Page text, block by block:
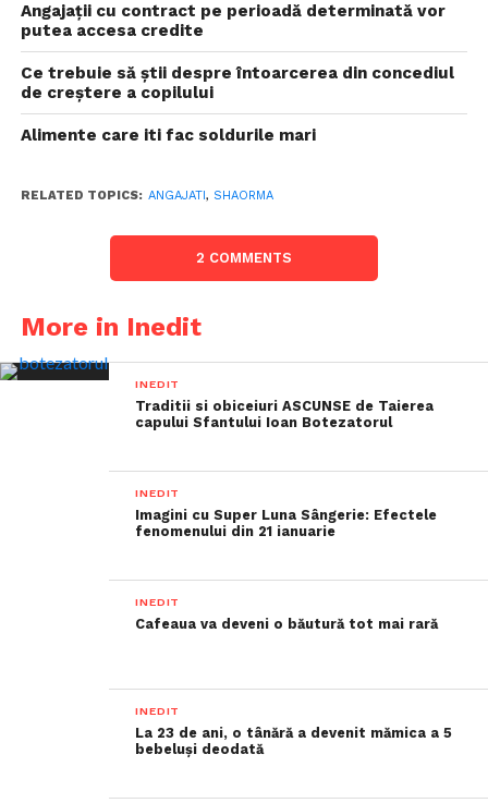
Angajații cu contract pe perioadă determinată vor
putea accesa credite
Ce trebuie să știi despre întoarcerea din concediul
de creștere a copilului
Alimente care iti fac soldurile mari
RELATED TOPICS: ANGAJATI, SHAORMA
2 COMMENTS
More in Inedit
INEDIT
Traditii si obiceiuri ASCUNSE de Taierea
capului Sfantului Ioan Botezatorul
INEDIT
Imagini cu Super Luna Sângerie: Efectele
fenomenului din 21 ianuarie
INEDIT
Cafeaua va deveni o băutură tot mai rară
INEDIT
La 23 de ani, o tânără a devenit mămica a 5
bebeluși deodată